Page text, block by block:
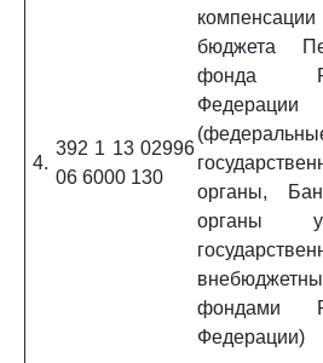
4.
392 1 13 02996
06 6000 130
бюджета
фонда
Федерации
органы,
органы
фондами
Федерации)